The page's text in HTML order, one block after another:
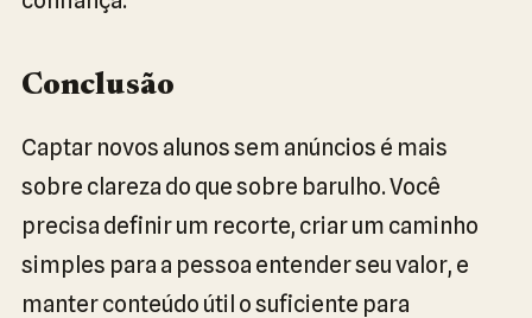
Conclusão
Captar novos alunos sem anúncios é mais
sobre clareza do que sobre barulho. Você
precisa definir um recorte, criar um caminho
simples para a pessoa entender seu valor, e
manter conteúdo útil o suficiente para